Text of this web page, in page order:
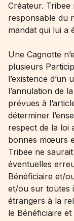
Créateur.
responsable du
mandat qui lui a
Une Cagnotte
plusieurs
l’existence
l’annulation de
prévues à
déterminer
respect de la loi
bonnes mœurs
Tribee ne
éventuelles
Bénéficiaire et/
et/ou sur toutes
étrangers à la
le Bénéficiaire